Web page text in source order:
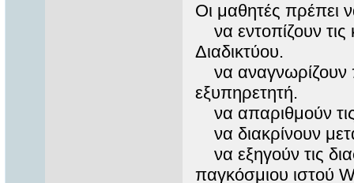
Οι μαθητές πρέπει
να εντοπίζουν τις
Διαδικτύου.
να αναγνωρίζουν
εξυπηρετητή.
να απαριθμούν
να διακρίνουν
να εξηγούν τις
παγκόσμιου ιστού